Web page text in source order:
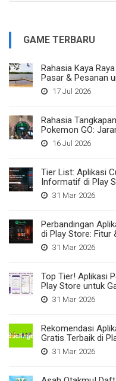
GAME TERBARU
Rahasia Kaya
Pasar & Pesanan
17 Jul 2026
Rahasia
Pokemon GO:
16 Jul 2026
Tier List: Aplikasi
Informatif di Play
31 Mar 2026
Perbandingan
di Play Store: Fitur
31 Mar 2026
Top Tier! Aplikasi
Play Store untuk
31 Mar 2026
Rekomendasi
Gratis Terbaik di
31 Mar 2026